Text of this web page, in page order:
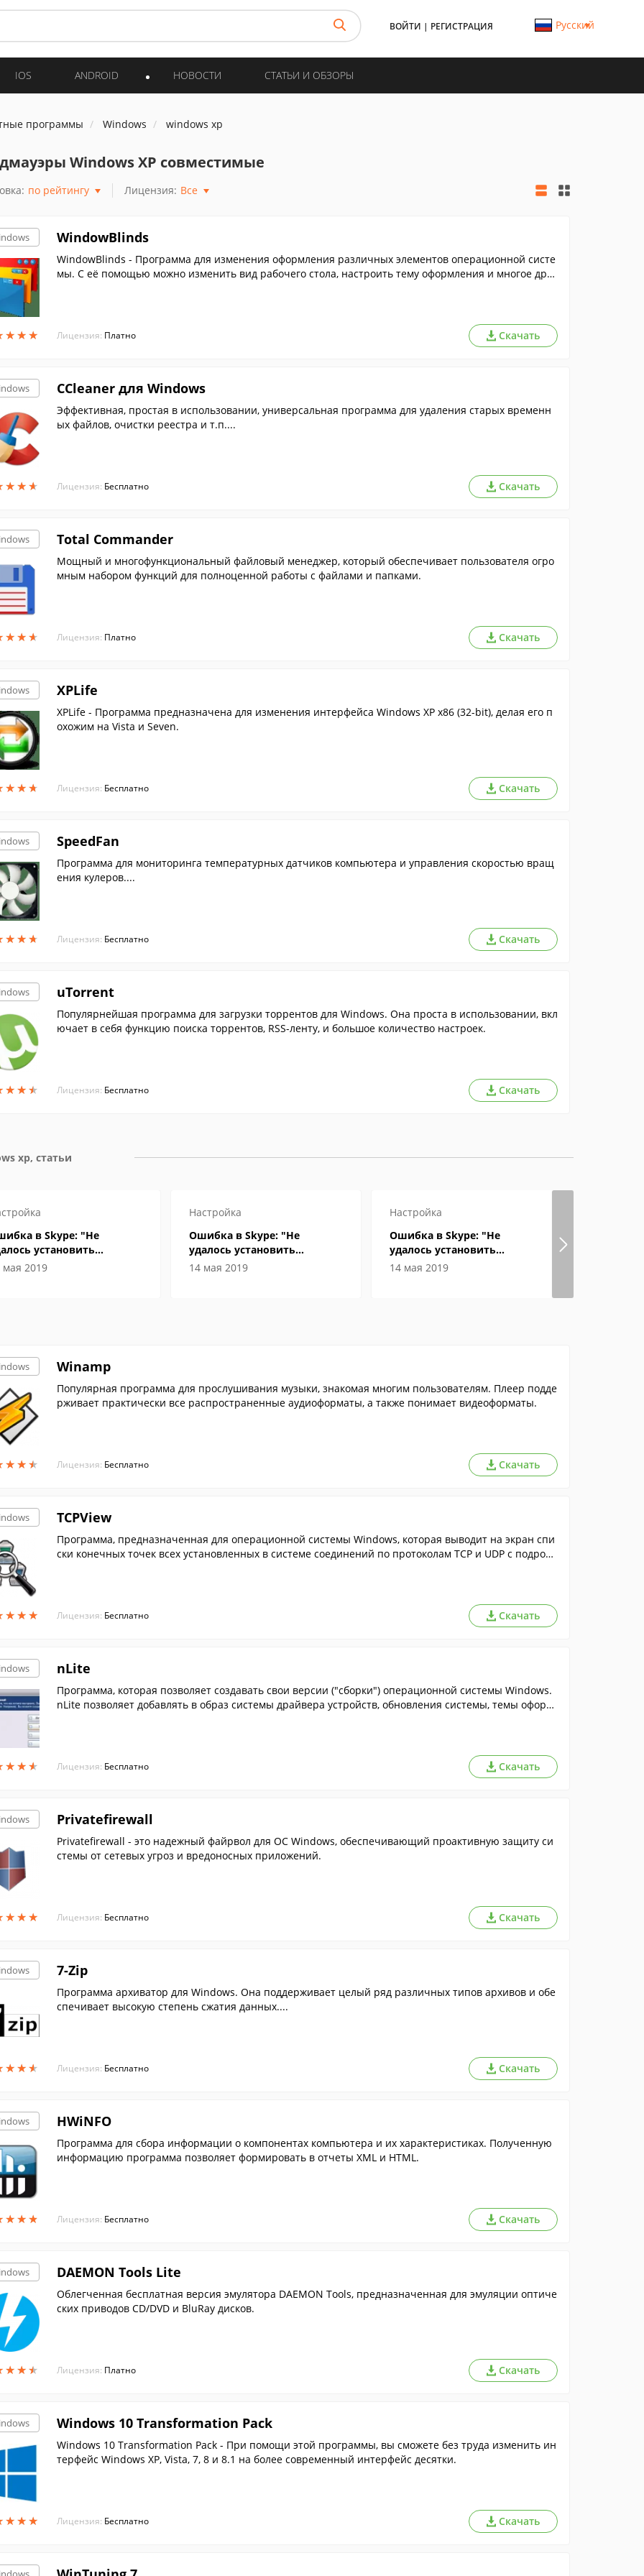
ВОЙТИ | РЕГИСТРАЦИЯ Русский
IOS ANDROID НОВОСТИ СТАТЬИ И ОБЗОРЫ
программы Windows windows xp
Windows XP совместимые
по рейтингу Лицензия: Все
★★★
★★★
WindowBlinds
WindowBlinds - Программа для изменения оформления различных элементов операционной систе
мы. С её помощью можно изменить вид рабочего стола, настроить тему оформления и многое друг
Лицензия: Платно Скачать
★★★
★★★
CCleaner для Windows
Эффективная, простая в использовании, универсальная программа для удаления старых временн
ых файлов, очистки реестра и т.п....
Лицензия: Бесплатно Скачать
★★★
★★★
Total Commander
Мощный и многофункциональный файловый менеджер, который обеспечивает пользователя огро
мным набором функций для полноценной работы с файлами и папками.
Лицензия: Платно Скачать
★★★
★★★
XPLife
XPLife - Программа предназначена для изменения интерфейса Windows XP x86 (32-bit), делая его п
охожим на Vista и Seven.
Лицензия: Бесплатно Скачать
★★★
★★★
SpeedFan
Программа для мониторинга температурных датчиков компьютера и управления скоростью вращ
ения кулеров....
Лицензия: Бесплатно Скачать
★★★
★★★
uTorrent
Популярнейшая программа для загрузки торрентов для Windows. Она проста в использовании, вкл
ючает в себя функцию поиска торрентов, RSS-ленту, и большое количество настроек.
Лицензия: Бесплатно Скачать
xp, статьи
в Skype: "Не
установить
Что делать?
мая 2019
Настройка
Ошибка в Skype: "Не
удалось установить
соединение". Что делать?
14 мая 2019
Настройка
Ошибка в Skype: "Не
удалось установить
соединение". Что делать?
14 мая 2019
★★★
★★★
Winamp
Популярная программа для прослушивания музыки, знакомая многим пользователям. Плеер подде
рживает практически все распространенные аудиоформаты, а также понимает видеоформаты.
Лицензия: Бесплатно Скачать
★★★
★★★
TCPView
Программа, предназначенная для операционной системы Windows, которая выводит на экран спи
ски конечных точек всех установленных в системе соединений по протоколам TCP и UDP с подробн
Лицензия: Бесплатно Скачать
★★★
★★★
nLite
Программа, которая позволяет создавать свои версии ("сборки") операционной системы Windows.
nLite позволяет добавлять в образ системы драйвера устройств, обновления системы, темы оформ
Лицензия: Бесплатно Скачать
★★★
★★★
Privatefirewall
Privatefirewall - это надежный файрвол для ОС Windows, обеспечивающий проактивную защиту си
стемы от сетевых угроз и вредоносных приложений.
Лицензия: Бесплатно Скачать
★★★
★★★
7-Zip
Программа архиватор для Windows. Она поддерживает целый ряд различных типов архивов и обе
спечивает высокую степень сжатия данных....
Лицензия: Бесплатно Скачать
★★★
★★★
HWiNFO
Программа для сбора информации о компонентах компьютера и их характеристиках. Полученную
информацию программа позволяет формировать в отчеты XML и HTML.
Лицензия: Бесплатно Скачать
★★★
★★★
DAEMON Tools Lite
Облегченная бесплатная версия эмулятора DAEMON Tools, предназначенная для эмуляции оптиче
ских приводов CD/DVD и BluRay дисков.
Лицензия: Платно Скачать
★★★
★★★
Windows 10 Transformation Pack
Windows 10 Transformation Pack - При помощи этой программы, вы сможете без труда изменить ин
терфейс Windows XP, Vista, 7, 8 и 8.1 на более современный интерфейс десятки.
Лицензия: Бесплатно Скачать